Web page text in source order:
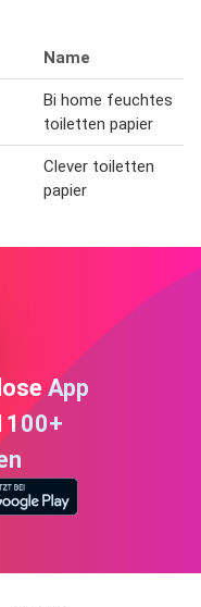
Name
Bi home feuchtes
toiletten papier
Clever toiletten
papier
App